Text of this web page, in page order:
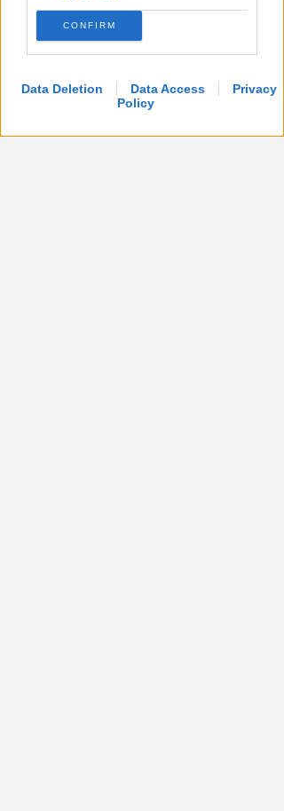
CONFIRM
Data Deletion Data Access
Privacy
Policy